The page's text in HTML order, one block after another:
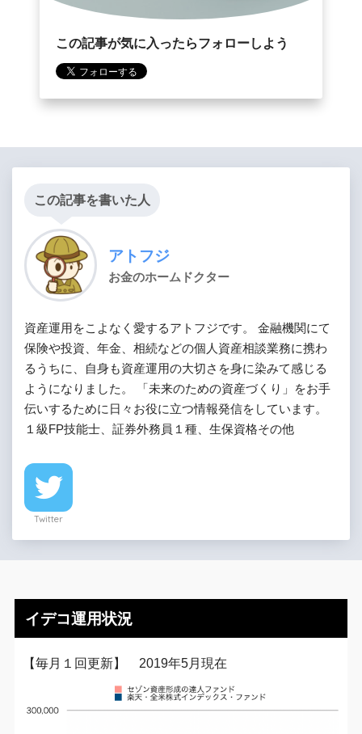
この記事が気に入ったらフォローしよう
この記事を書いた人
アトフジ
お金のホームドクター
資産運用をこよなく愛するアトフジです。 金融機関にて
保険や投資、年金、相続などの個人資産相談業務に携わ
るうちに、自身も資産運用の大切さを身に染みて感じる
ようになりました。 「未来のための資産づくり」をお手
伝いするために日々お役に立つ情報発信をしています。
１級FP技能士、証券外務員１種、生保資格その他
Twitter
イデコ運用状況
【毎月１回更新】 2019年5月現在